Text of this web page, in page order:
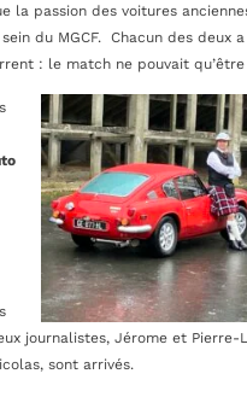
la passion des voitures
du MGCF. Chacun des deux
: le match ne pouvait
journalistes, Jérome et Pierre-
sont arrivés.